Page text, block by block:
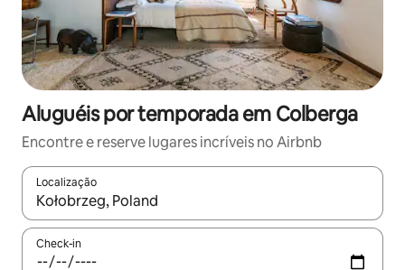
Aluguéis por temporada em Colberga
Encontre e reserve lugares incríveis no Airbnb
Localização
Quando os resultados estiverem disponíveis, explore-os
Check-in